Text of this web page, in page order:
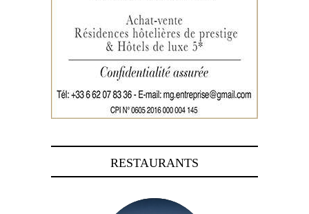
RESTAURANTS